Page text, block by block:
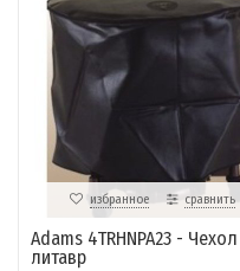
избранное сравнить
Adams 4TRHNPA23 -
литавр